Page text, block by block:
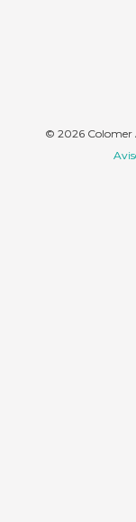
© 2026 Colomer